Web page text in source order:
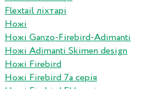
Flextail ліхтарі
Ножі
Ножі Ganzo-Firebird-Adimanti
Ножі Adimanti Skimen design
Ножі Firebird
Ножі Firebird 7а серія